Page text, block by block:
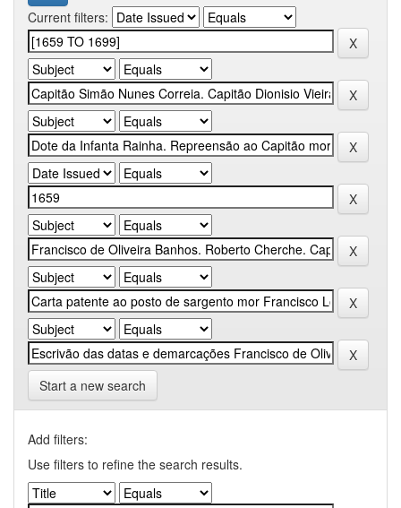
Current filters:
Start a new search
Add filters:
Use filters to refine the search results.